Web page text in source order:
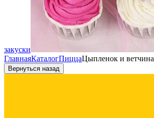
закуски
ГлавнаяКаталогПиццаЦыпленок и ветчина
Вернуться назад